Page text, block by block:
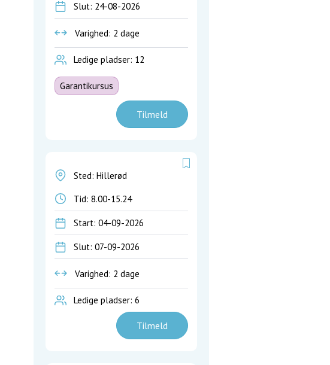
Slut: 24-08-2026
Varighed: 2 dage
Ledige pladser: 12
Garantikursus
Tilmeld
Sted: Hillerød
Tid: 8.00-15.24
Start: 04-09-2026
Slut: 07-09-2026
Varighed: 2 dage
Ledige pladser: 6
Tilmeld